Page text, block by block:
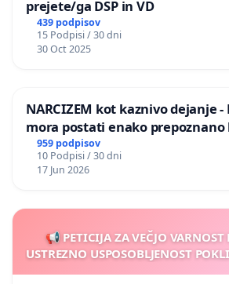
prejete/ga DSP in VD
439 podpisov
15 Podpisi / 30 dni
30 Oct 2025
NARCIZEM kot kaznivo dejanje
mora postati enako
nasilje
959 podpisov
10 Podpisi / 30 dni
17 Jun 2026
📢 PETICIJA ZA VEČJO VARNOST
USTREZNO USPOSOBLJENOST